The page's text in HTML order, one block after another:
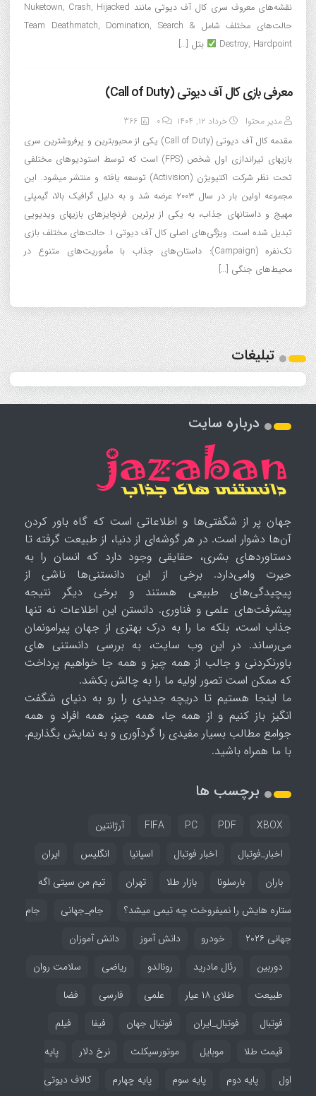
نقشه‌های معروف سری کال آف دیوتی مانند Nuketown, Crash, Hijacked
حالت‌های مختلف شامل Team Deathmatch, Domination, Search &
Destroy, Hardpoint
بتل […]
معرفی بازی کال آف دیوتی (Call of Duty)
مدیر محتوا خرداد ۱۲, ۱۴۰۴ 0
366
مقدمه کال آف دیوتی (Call of Duty) یکی از محبوبترین و پرفروشترین سری
بازیهای تیراندازی اول شخص (FPS) است که توسط استودیوهای مختلفی
تحت نظر شرکت اکتیویژن (Activision) توسعه یافته و منتشر میشود. این
مجموعه اولین بار در سال ۲۰۰۳ عرضه شد و به دلیل گرافیک بالا، گیمپلی
مهیج و داستانهای جذاب، به یکی از برترین فرنچایزهای بازیهای ویدیویی
تبدیل شده است. ویژگی‌های اصلی کال آف دیوتی ۱. حالت‌های مختلف بازی
تک‌نفره (Campaign): داستان‌های جذاب با مأموریت‌های متنوع در
محیط‌های جنگی […]
تبلیغات
درباره سایت
جهان پر از شگفتی‌ها و اطلاعاتی است که گاه باور کردن
آن‌ها دشوار است. در هر گوشه‌ای از دنیا، از طبیعت گرفته تا
دستاوردهای بشری، حقایقی وجود دارد که انسان را به
حیرت وامی‌دارد. برخی از این دانستنی‌ها ناشی از
پیچیدگی‌های طبیعی هستند و برخی دیگر نتیجه
پیشرفت‌های علمی و فناوری. دانستن این اطلاعات نه تنها
جذاب است، بلکه ما را به درک بهتری از جهان پیرامونمان
می‌رساند. در این وب سایت، به بررسی دانستنی های
باورنکردنی و جالب از همه چیز و همه جا خواهیم پرداخت
که ممکن است تصور اولیه ما را به چالش بکشد.
ما اینجا هستیم تا دریچه جدیدی را رو به دنیای شگفت
انگیز باز کنیم و از همه جا، همه چیز، همه افراد و همه
جوامع مطالب بسیار مفیدی را گردآوری و به نمایش بگذاریم.
با ما همراه باشید.
برچسب ها
FIFA PC PDF XBOX
آرژانتین
اخبار_فوتبال
اخبار فوتبال اسپانیا انگلیس
ایران
باران
بارسلونا بازار طلا تهران
تیم من سیتی اگه
ستاره هایش را نمیفروخت چه تیمی میشد؟
جام_جهانی
جام
جهانی ۲۰۲۶
خودرو دانش آموز
دانش آموزان
دوربین
رئال مادرید رونالدو ریاضی
سلامت روان
طبیعت
طلای ۱۸ عیار علمی فارسی
فضا
فوتبال
فوتبال_ایران فوتبال جهان فیفا
فیلم
قیمت طلا
موبایل موتورسیکلت نرخ دلار
پایه
اول
پایه دوم پایه سوم پایه چهارم کالاف دیوتی